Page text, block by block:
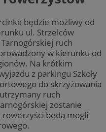
będzie możliwy od
ul. Strzelców
ruch
w kierunku od
Na krótkim
z parkingu Szkoły
do skrzyżowania
ruch
zostanie
będą mogli